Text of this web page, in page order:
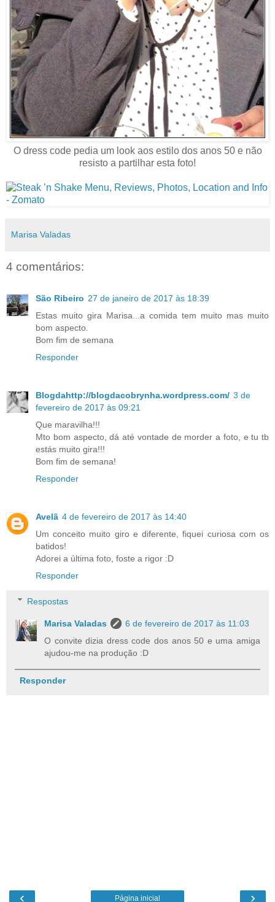
O dress code pedia um look aos estilo dos anos 50 e não
resisto a partilhar esta foto!
Marisa Valadas
4 comentários:
São Ribeiro 27 de janeiro de 2017 às 18:39
Estas muito gira Marisa...a comida tem muito mas muito
bom aspecto.
Bom fim de semana
Responder
Blogdahttp://blogdacobrynha.wordpress.com/ 3 de
fevereiro de 2017 às 09:21
Que maravilha!!!
Mto bom aspecto, dá até vontade de morder a foto, e tu tb
estás muito gira!!!
Bom fim de semana!
Responder
Avelã 4 de fevereiro de 2017 às 14:40
Um conceito muito giro e diferente, fiquei curiosa com os
batidos!
Adorei a última foto, foste a rigor :D
Responder
Respostas
Marisa Valadas
6 de fevereiro de 2017 às 11:03
O convite dizia dress code dos anos 50 e uma amiga
ajudou-me na produção :D
Responder
‹ ›
Página inicial